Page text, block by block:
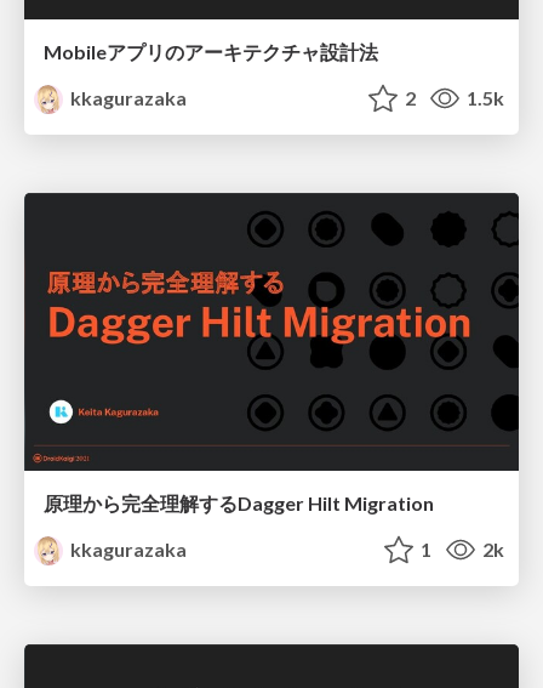
Mobileアプリのアーキテクチャ設計法
kkagurazaka
2 1.5k
原理から完全理解するDagger Hilt Migration
kkagurazaka
1 2k